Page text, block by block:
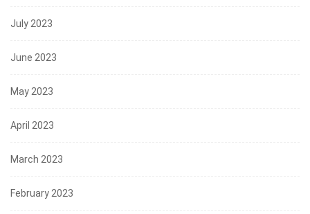
July 2023
June 2023
May 2023
April 2023
March 2023
February 2023